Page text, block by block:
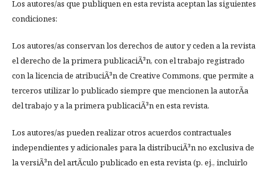
Los autores/as que publiquen en esta revista aceptan las siguientes
condiciones:
Los autores/as conservan los derechos de autor y ceden a la revista
el derecho de la primera publicaciÃ³n, con el trabajo registrado
con la licencia de atribuciÃ³n de Creative Commons, que permite a
terceros utilizar lo publicado siempre que mencionen la autorÃ­a
del trabajo y a la primera publicaciÃ³n en esta revista.
Los autores/as pueden realizar otros acuerdos contractuales
independientes y adicionales para la distribuciÃ³n no exclusiva de
la versiÃ³n del artÃ­culo publicado en esta revista (p. ej., incluirlo